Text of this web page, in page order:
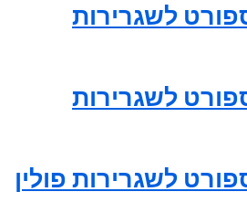
לשגרירות
לשגרירות
לשגרירות פולין